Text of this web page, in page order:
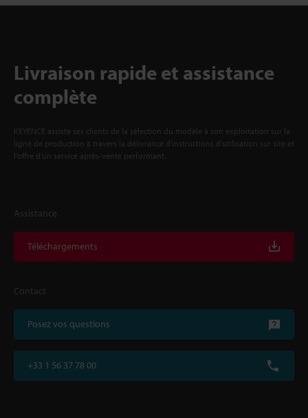
Livraison rapide et assistance
complète
KEYENCE assiste ses clients de la sélection du modèle à son exploitation sur la
ligne de production à travers la délivrance d'instructions d'utilisation sur site et
l'offre d'un service après-vente performant.
Assistance
Téléchargements
Contact
Posez vos questions
+33 1 56 37 78 00